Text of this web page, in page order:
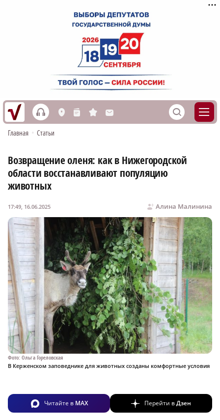
h L n s M S
Главная • Статьи
Возвращение оленя: как в Нижегородской
области восстанавливают популяцию
животных
Алина Малинина
17:49, 16.06.2025
Фото: Ольга Гореловская
В Керженском заповеднике для животных созданы комфортные условия
Читайте в MAX Перейти вДзен